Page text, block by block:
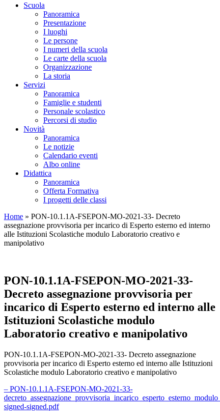
Scuola
Panoramica
Presentazione
I luoghi
Le persone
I numeri della scuola
Le carte della scuola
Organizzazione
La storia
Servizi
Panoramica
Famiglie e studenti
Personale scolastico
Percorsi di studio
Novità
Panoramica
Le notizie
Calendario eventi
Albo online
Didattica
Panoramica
Offerta Formativa
I progetti delle classi
Home » PON-10.1.1A-FSEPON-MO-2021-33- Decreto
assegnazione provvisoria per incarico di Esperto esterno ed interno
alle Istituzioni Scolastiche modulo Laboratorio creativo e
manipolativo
PON-10.1.1A-FSEPON-MO-2021-33-
Decreto assegnazione provvisoria per
incarico di Esperto esterno ed interno alle
Istituzioni Scolastiche modulo
Laboratorio creativo e manipolativo
PON-10.1.1A-FSEPON-MO-2021-33- Decreto assegnazione
provvisoria per incarico di Esperto esterno ed interno alle Istituzioni
Scolastiche modulo Laboratorio creativo e manipolativo
– PON-10.1.1A-FSEPON-MO-2021-33-
signed-signed.pdf